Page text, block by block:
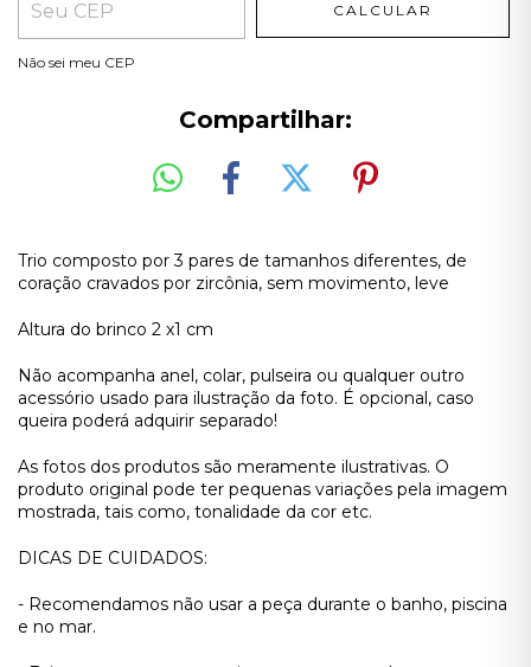
CALCULAR
Não sei meu CEP
Compartilhar:
Trio composto por 3 pares de tamanhos diferentes, de
coração cravados por zircônia, sem movimento, leve
Altura do brinco 2 x1 cm
Não acompanha anel, colar, pulseira ou qualquer outro
acessório usado para ilustração da foto. É opcional, caso
queira poderá adquirir separado!
As fotos dos produtos são meramente ilustrativas. O
produto original pode ter pequenas variações pela imagem
mostrada, tais como, tonalidade da cor etc.
DICAS DE CUIDADOS:
- Recomendamos não usar a peça durante o banho, piscina
e no mar.